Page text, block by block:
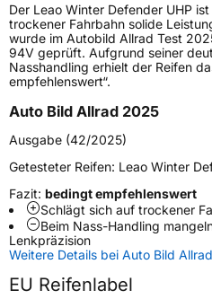
Lastindex91
Höchstlast615 kg
Gewicht (in kg) 8,16 kg
FahrzeugtypPKW
Verwendung Winterreifen
Modellname Winter Defender
FahrzeugartPKW & SUV
Der Leao Winter Defender UHP
trockener Fahrbahn solide
wurde im Autobild Allrad Test
94V geprüft. Aufgrund seiner
Nasshandling erhielt der Reifen
empfehlenswert“.
Auto Bild Allrad 2025
Ausgabe (42/2025)
Getesteter Reifen: Leao Winter
Fazit: bedingt empfehlenswert
Schlägt sich auf trockener
Beim Nass-Handling
Lenkpräzision
Weitere Details bei Auto Bild Allrad
EU Reifenlabel